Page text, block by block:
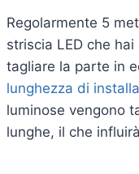
Regolarmente 5
striscia LED che
tagliare la parte in
lunghezza di
luminose vengono
lunghe, il che